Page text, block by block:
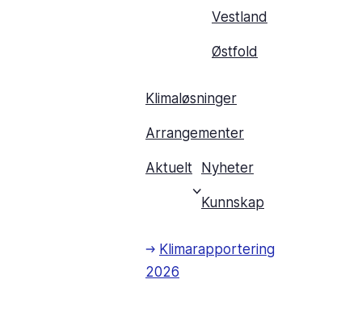
Vestland
Østfold
Klimaløsninger
Arrangementer
Aktuelt Nyheter
Kunnskap
Klimarapportering
2026